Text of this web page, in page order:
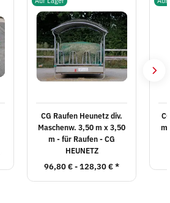
CG Raufen Heunetz div.
Maschenw. 3,50 m x 3,50
m - für Raufen - CG
HEUNETZ
96,80 € -128,30 €*
m